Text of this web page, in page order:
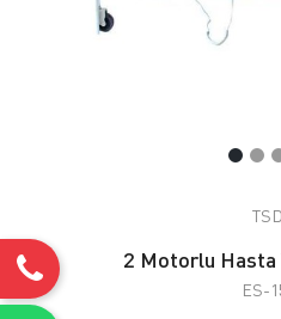
TSD
2 Motorlu Hasta
ES-